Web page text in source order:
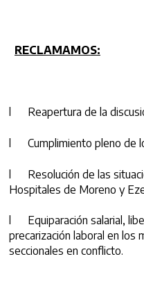
RECLAMAMOS:
l Reapertura de la
l Cumplimiento pleno de
l Resolución de las
Hospitales de Moreno y
l Equiparación salarial,
precarización laboral en los
seccionales en conflicto.